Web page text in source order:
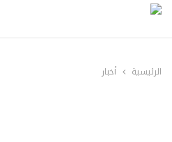
الرئيسية أخبار